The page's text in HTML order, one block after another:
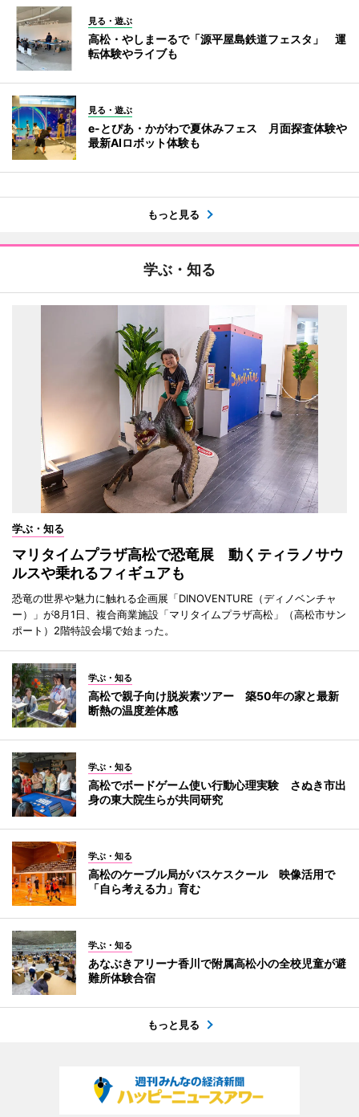
見る・遊ぶ
高松・やしまーるで「源平屋島鉄道フェスタ」 運
転体験やライブも
見る・遊ぶ
e-とぴあ・かがわで夏休みフェス 月面探査体験や
最新AIロボット体験も
もっと見る
学ぶ・知る
学ぶ・知る
マリタイムプラザ高松で恐竜展 動くティラノサウ
ルスや乗れるフィギュアも
恐竜の世界や魅力に触れる企画展「DINOVENTURE（ディノベンチャ
ー）」が8月1日、複合商業施設「マリタイムプラザ高松」（高松市サン
ポート）2階特設会場で始まった。
学ぶ・知る
高松で親子向け脱炭素ツアー 築50年の家と最新
断熱の温度差体感
学ぶ・知る
高松でボードゲーム使い行動心理実験 さぬき市出
身の東大院生らが共同研究
学ぶ・知る
高松のケーブル局がバスケスクール 映像活用で
「自ら考える力」育む
学ぶ・知る
あなぶきアリーナ香川で附属高松小の全校児童が避
難所体験合宿
もっと見る